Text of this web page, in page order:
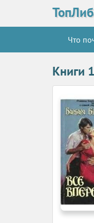
Что
Книги